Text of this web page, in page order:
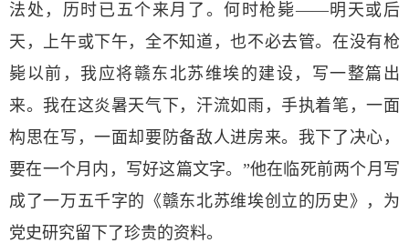
法处，历时已五个来月了。何时枪毙——明天或后
天，上午或下午，全不知道，也不必去管。在没有枪
毙以前，我应将赣东北苏维埃的建设，写一整篇出
来。我在这炎暑天气下，汗流如雨，手执着笔，一面
构思在写，一面却要防备敌人进房来。我下了决心，
要在一个月内，写好这篇文字。”他在临死前两个月写
成了一万五千字的《赣东北苏维埃创立的历史》，为
党史研究留下了珍贵的资料。